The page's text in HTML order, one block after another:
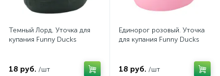
Темный Лорд. Уточка для
купания Funny Ducks
18 руб. /шт
Единорог розовый. Уточка
для купания Funny Ducks
18 руб. /шт